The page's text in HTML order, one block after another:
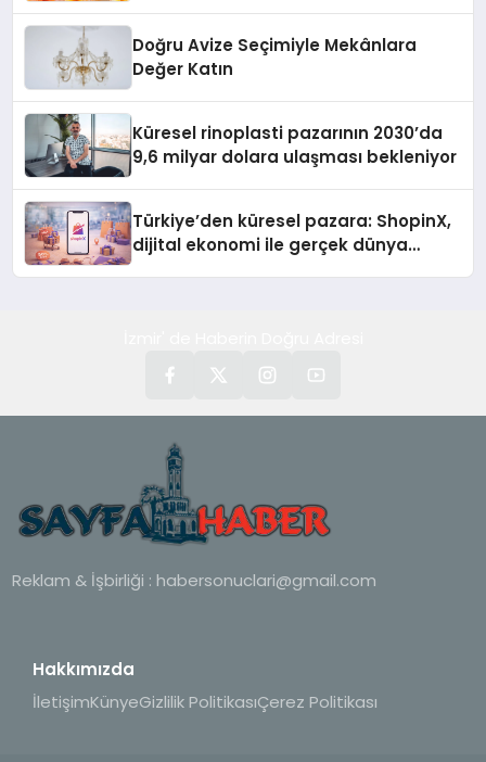
Doğru Avize Seçimiyle Mekânlara
Değer Katın
Küresel rinoplasti pazarının 2030’da
9,6 milyar dolara ulaşması bekleniyor
Türkiye’den küresel pazara: ShopinX,
dijital ekonomi ile gerçek dünya
Reklam & İşbirliği : habersonuclari@gmail.com
Hakkımızda
İletişimKünyeGizlilik PolitikasıÇerez Politikası